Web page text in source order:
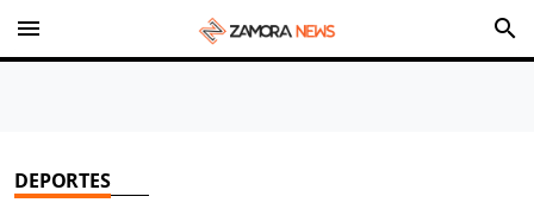
menu search
DEPORTES